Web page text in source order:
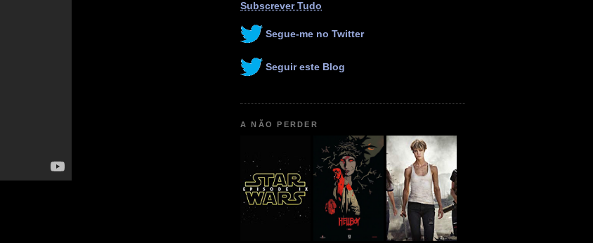
Subscrever Tudo
Segue-me no Twitter
Seguir este Blog
A NÃO PERDER